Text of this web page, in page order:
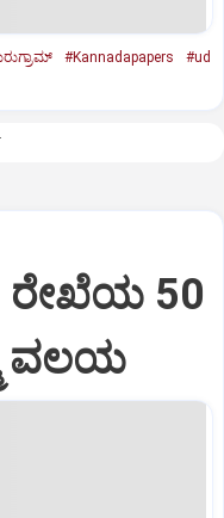
#Kannadapapers
#ud
50
ವಲಯ